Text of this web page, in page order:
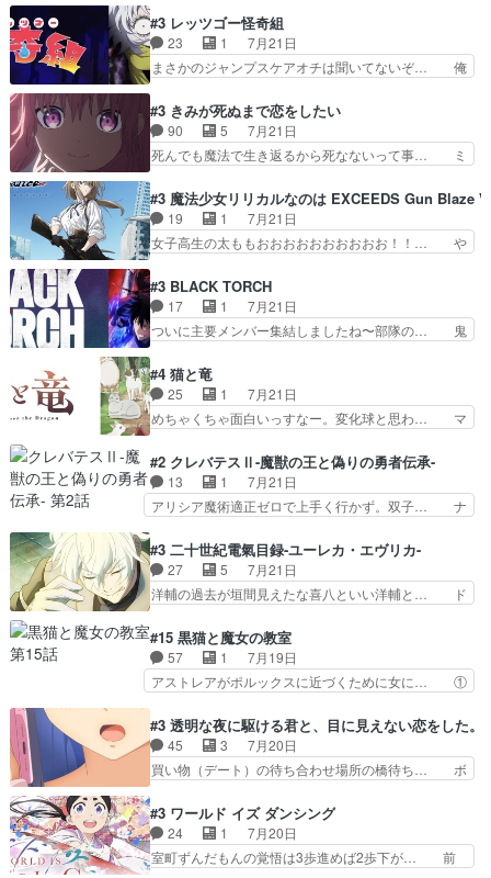
久」役で出演してまーす！み… 隼人の家庭は隼人
に家事の負担がかかってい… 三岳さんが隼人にと
って妹扱い止まりそうな…
ンダイチャンネルで視聴。リーリャさん… なんか
腹立つなぁルーデウスめ…これでエリ… トレント
は後に何らかの際に活躍するんやろ… アイシ
ャ、、、なんと末恐ろしい妹なんだ！… ルーデウ
しゃあない。狂犬かくましいつ来… 本作はぬるい
ハーレムではなく、真面目に一… エリスはしばら
くEDだけやね。アイシャ、…
#3 レッツゴー怪奇組
23 1
7月21日
まさかのジャンプスケアオチは聞いてないぞ… 俺
ャ子の従姉妹シュラ子登場。主人公眼福… 跡目争
いの新キャラ登場で、今回はシュール… めちゃ子
のいとこかわいい今回主人公の驚き… メチャ子を
くしゃみと鼻水が止まらなくなる… お父さんに押
をちびっ子にしたあの玉、も… 半裸の警官の方が
怖い。ライバルキャラかわ… 霊媒師が人の肩に霊
を乗せるな笑なんてモノ…
#3 きみが死ぬまで恋をしたい
90 5
7月21日
死んでも魔法で生き返るから死なないって事… ミ
ミ、最後のその顔は怖いよ...。てかタ… もはや人
間なのかも怪しい戦闘シーンがない… 今話第LO
／原画で参加させていただきまし… 皆大好き、ロ
リの全裸だーーーーーーッッッ… シーナとミミが
芽吹く百合の花。ミミ(c… ルームメイト1ヶ月経
ってシーナがミミの人… もう後戻りできないぞ」
してくるとは思わん…
#3 魔法少女リリカルなのは EXCEEDS Gun Blaze
19 1
7月21日
女子高生の太ももおおおおおおおおおお！！… や
瀬シイナと夜海トワ』今回はフォロワー… なのは
と出逢い炎の魔人の能力を人類の為に… ・シイ
ナ、トワと出会う親近感を感じる2人… 篠宮マナ
が登場したけど公式サイトに20歳… リリカルな
ちゃ食うやん魔人狩りチーム強… 人類滅亡寸前ま
で追い詰められていたのに、… 第３話をU-NEXT
で視聴しました。視聴…
#3 BLACK TORCH
17 1
7月21日
ついに主要メンバー集結しましたね〜部隊の… 鬼
描いたようなチョロインだったな。下半… 前回か
ら引き続いてじいさんとの決別の冒頭… あっちは
呪霊でこっちは物怪。忍者っぽいア… 護衛対象と
なる弐郎を連れて隠密局へ、彼の… →現状展開が
た弐郎は鬼子母神一華の護衛… 護衛はお尻一華、
ここは定番やっぱ物の怪の… ①敵は会話してる最
中の同乗者を物音一つ発…
#4 猫と竜
25 1
7月21日
めちゃくちゃ面白いっすなー。変化球と思わ… マ
代もの猫たちの誕生と成長を見守る猫竜… 前回猫
たちで熊退治をしていた中の一匹の猫… と思って
みにいったらクロバネのCV.速水… 「おじちゃん
は身内に甘い」で、いきなり笑… ガチで素晴らし
た子猫たちのその後が描か… 王子の旅の始まりは
確かにそうでしたよね！… リゼロ見終わっちゃっ
てほのぼの系がいいか…
#2 クレバテスⅡ-魔獣の王と偽りの勇者伝承-
13 1
7月21日
アリシア魔術適正ゼロで上手く行かず。双子… ナ
紹介の時台に乗ってるサラサ可愛いw学… ナイ
エ・シフォンリッツの出番が多くて嬉し… 石田で
こいつワルだな。なぜ大猿に変身した… 2冊目の
トアの書は学長の手に1話冒頭と合… アリシアと
たのにロリ化されて学生にされ… これはいい黒沢
ともよ。笑いのセンスも合う… ナイエのリアクシ
ョンが面白い。ローメイン…
#3 二十世紀電氣目録-ユーレカ・エヴリカ-
27 5
7月21日
洋輔の過去が垣間見えたな喜八といい洋輔と… ド
が目録に固執する理由もほぼ明らかとな… これ京
アニだったのかそのわりにはそこまで… 清六兄ち
ゃんと喜八、清六と洋輔それぞれの… 化学的作用
に依りて継続して…電池と称すっ… 洋輔、清六の
えてみんなで物作りで一気に… 作画は最高なのに
話がつまらない。やっぱ京… 天下り式に竹のフィ
ラメントが出てきたのは…
#15 黒猫と魔女の教室
57 1
7月19日
アストレアがポルックスに近づくために女に… ①
はアストレアの野望による性転換、後半… アスト
レア君の作戦に皆巻き込まれてて草捕… アストレ
アが作った薬によって男女入れ替わ… アルトレア
がポルックスのこと好きとは言え… アストレアが
払い騒動と賑やかでいいねw… 偉大な父を持つが
故の悩(独自のおっぱい論… 鉄板中の鉄板、性転
換と酩酊ネタの二連発(…
#3 透明な夜に駆ける君と、目に見えない恋をした。
45 3
7月20日
買い物（デート）の待ち合わせ場所の橋待ち… ボ
を照らす打ち上げ花火。人混みの中、み… どんど
んキュンが増えていく展開に毎回わく… ちょこっ
と書ければと風が吹き手元にあった… 』は、率直
に言って脚本と演出が悪いと思う… 小春の目が見
#3 ワールド イズ ダンシング
24 1
7月20日
室町ずんだもんの覚悟は3歩進めば2歩下が… 前